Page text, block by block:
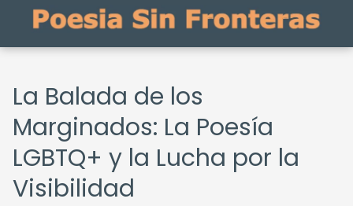
La Balada de los
Marginados: La Poesía
LGBTQ+ y la Lucha por la
Visibilidad